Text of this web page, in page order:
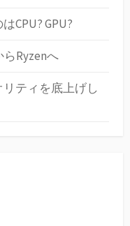
CPU? GPU?
Ryzenへ
ティを底上げし